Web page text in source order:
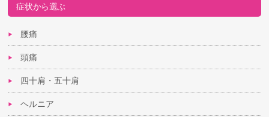
症状から選ぶ
腰痛
頭痛
四十肩・五十肩
ヘルニア